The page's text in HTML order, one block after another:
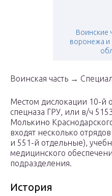
Воинские
воронежа и
Воинская часть →
Местом дислокации 10-й
спецназа ГРУ, или в/ч
Молькино
входят несколько
и 551-й отдельные),
медицинского
подразделения.
История